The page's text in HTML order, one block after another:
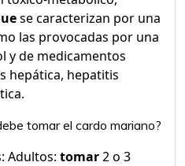
se caracterizan por una
las provocadas por una
y de medicamentos
hepática, hepatitis
tomar el cardo mariano?
Adultos: tomar2 o 3